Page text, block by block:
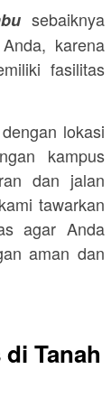
sebaiknya
karena
fasilitas
lokasi
kampus
dan jalan
tawarkan
agar Anda
aman dan
Tanah